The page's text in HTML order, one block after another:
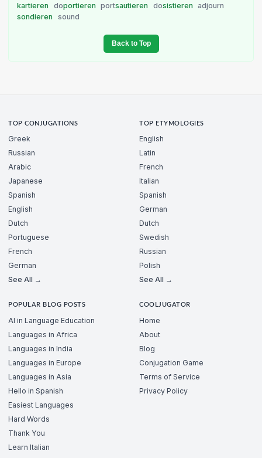
kartieren doportieren portsautieren dosistieren
adjourn
sondieren
sound
Back to Top
TOP CONJUGATIONS
Greek
Russian
Arabic
Japanese
Spanish
English
Dutch
Portuguese
French
German
See All →
TOP ETYMOLOGIES
English
Latin
French
Italian
Spanish
German
Dutch
Swedish
Russian
Polish
See All →
POPULAR BLOG POSTS
AI in Language Education
Languages in Africa
Languages in India
Languages in Europe
Languages in Asia
Hello in Spanish
Easiest Languages
Hard Words
Thank You
Learn Italian
COOLJUGATOR
Home
About
Blog
Conjugation Game
Terms of Service
Privacy Policy